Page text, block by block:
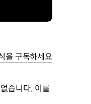
을 구독하세요
습니다. 이를